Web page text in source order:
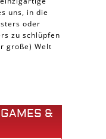
uns, in die
oder
zu schlüpfen
große) Welt
&